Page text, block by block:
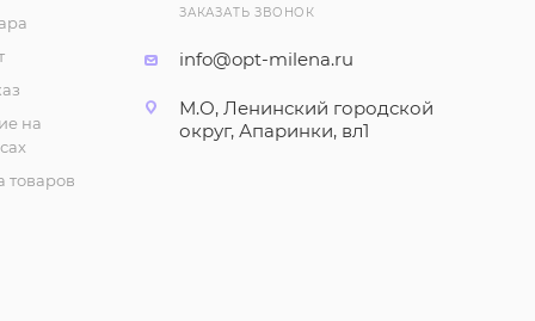
женская (р-р 48-62)
на
товаров
ЗАКАЗАТЬ ЗВОНОК
info@opt-milena.ru
М.О, Ленинский городской
округ, Апаринки, вл1